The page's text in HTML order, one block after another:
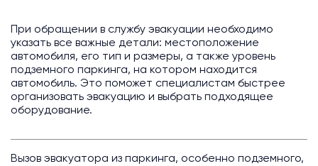
При обращении в службу эвакуации необходимо
указать все важные детали: местоположение
автомобиля, его тип и размеры, а также уровень
подземного паркинга, на котором находится
автомобиль. Это поможет специалистам быстрее
организовать эвакуацию и выбрать подходящее
оборудование.
Вызов эвакуатора из паркинга, особенно подземного,